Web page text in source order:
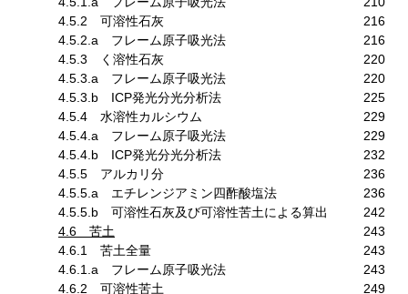
4.5.2 可溶性石灰
216
4.5.2.a フレーム原子吸光法
216
4.5.3 く溶性石灰
220
4.5.3.a フレーム原子吸光法
220
4.5.3.b ICP発光分光分析法
225
4.5.4 水溶性カルシウム
229
4.5.4.a フレーム原子吸光法
229
4.5.4.b ICP発光分光分析法
232
4.5.5 アルカリ分
236
4.5.5.a エチレンジアミン四酢酸塩法
236
4.5.5.b 可溶性石灰及び可溶性苦土による算出
242
4.6 苦土
243
4.6.1 苦土全量
243
4.6.1.a フレーム原子吸光法
243
4.6.2 可溶性苦土
249